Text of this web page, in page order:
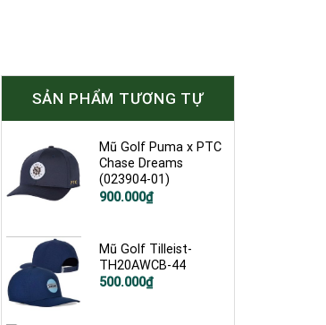
SẢN PHẨM TƯƠNG TỰ
Mũ Golf Puma x PTC
Chase Dreams
(023904-01)
900.000₫
Mũ Golf Tilleist-
TH20AWCB-44
500.000₫